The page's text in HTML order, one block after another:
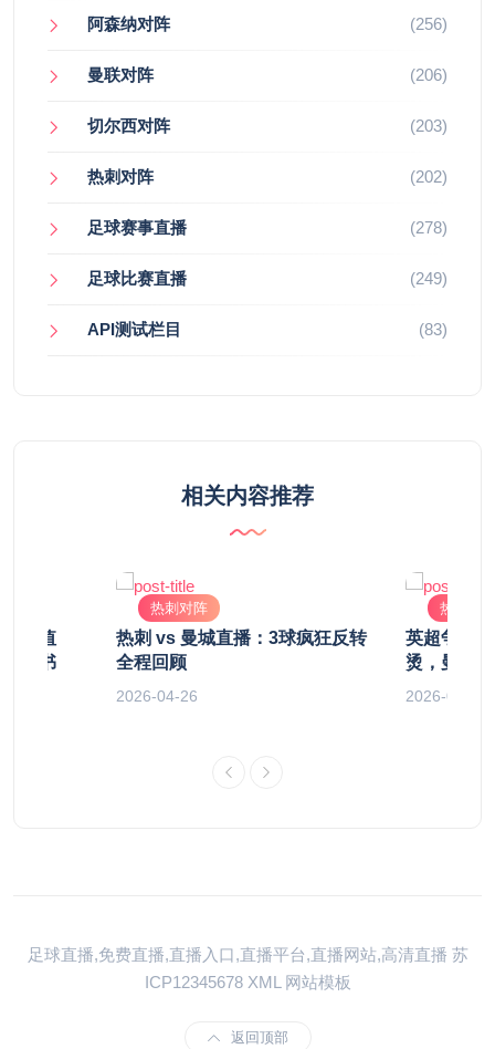
阿森纳对阵 (256)
曼联对阵 (206)
切尔西对阵 (203)
热刺对阵 (202)
足球赛事直播 (278)
足球比赛直播 (249)
API测试栏目 (83)
相关内容推荐
，值
科书
热刺对阵
热刺 vs 曼城直播：3球疯狂反转
全程回顾
2026-04-26
热刺对
英超争冠
烫，曼城
2026-04-28
足球直播,免费直播,直播入口,直播平台,直播网站,高清直播 苏
ICP12345678 XML 网站模板
返回顶部